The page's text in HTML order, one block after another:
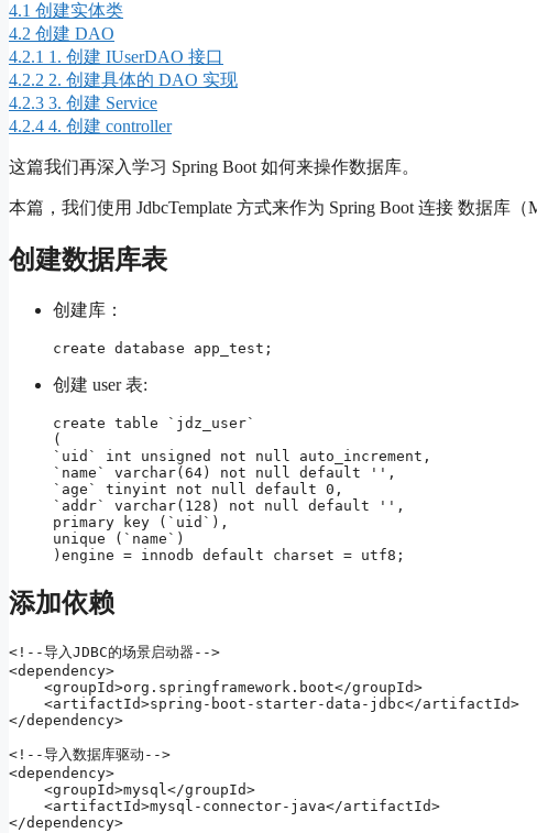
4.1 创建实体类
4.2 创建 DAO
4.2.1 1. 创建 IUserDAO 接口
4.2.2 2. 创建具体的 DAO 实现
4.2.3 3. 创建 Service
4.2.4 4. 创建 controller
这篇我们再深入学习 Spring Boot 如何来操作数据库。
本篇，我们使用 JdbcTemplate 方式来作为 Spring Boot 连接 数据库（
创建数据库表
创建库：
create database app_test;
创建 user 表:
create table `jdz_user`
(
`uid` int unsigned not null auto_increment,
`name` varchar(64) not null default '',
`age` tinyint not null default 0,
`addr` varchar(128) not null default '',
primary key (`uid`),
unique (`name`)
)engine = innodb default charset = utf8;
添加依赖
<!--导入JDBC的场景启动器-->
<dependency>
    <groupId>org.springframework.boot</groupId>
    <artifactId>spring-boot-starter-data-jdbc</artifactId>
</dependency>
<!--导入数据库驱动-->
<dependency>
    <groupId>mysql</groupId>
    <artifactId>mysql-connector-java</artifactId>
</dependency>